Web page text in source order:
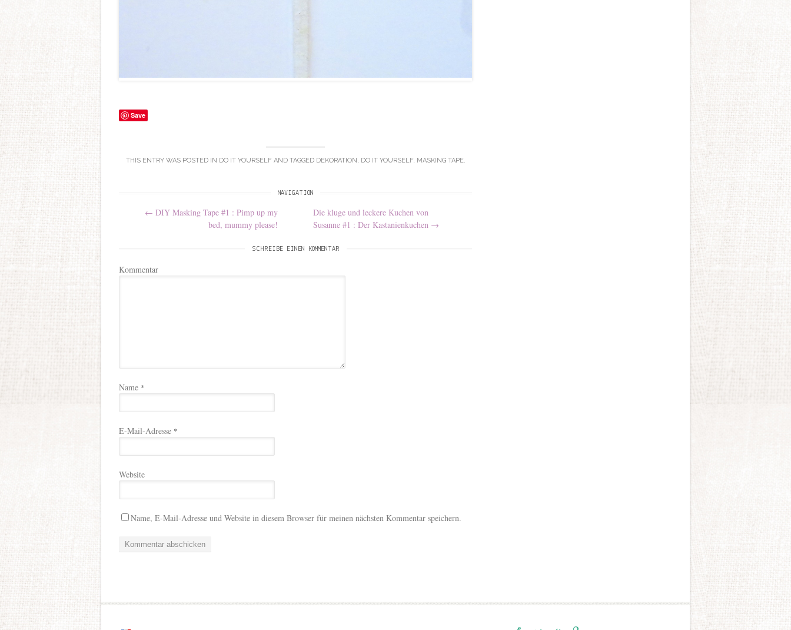
Save
THIS ENTRY WAS POSTED IN DO IT YOURSELFAND TAGGED DEKORATION, DO IT YOURSELF, MASKING TAPE.
Post navigation
NAVIGATION
← DIY Masking Tape #1 : Pimp up my
bed, mummy please!
Die kluge und leckere Kuchen von
Susanne #1 : Der Kastanienkuchen →
SCHREIBE EINEN KOMMENTAR
Kommentar
Name *
E-Mail-Adresse *
Website
Name, E-Mail-Adresse und Website in diesem Browser für meinen nächsten Kommentar speichern.